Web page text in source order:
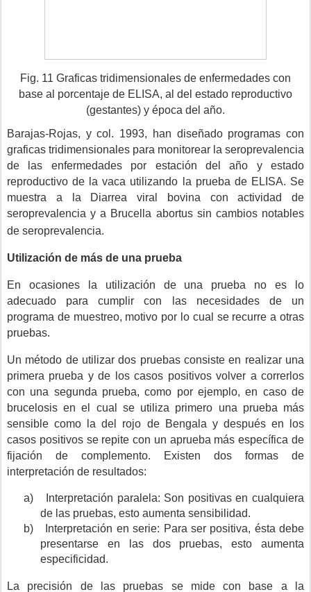
Fig. 11 Graficas tridimensionales de enfermedades con
base al porcentaje de ELISA, al del estado reproductivo
(gestantes) y época del año.
Barajas-Rojas, y col. 1993, han diseñado programas con
graficas tridimensionales para monitorear la seroprevalencia
de las enfermedades por estación del año y estado
reproductivo de la vaca utilizando la prueba de ELISA. Se
muestra a la Diarrea viral bovina con actividad de
seroprevalencia y a Brucella abortus sin cambios notables
de seroprevalencia.
Utilización de más de una prueba
En ocasiones la utilización de una prueba no es lo
adecuado para cumplir con las necesidades de un
programa de muestreo, motivo por lo cual se recurre a otras
pruebas.
Un método de utilizar dos pruebas consiste en realizar una
primera prueba y de los casos positivos volver a correrlos
con una segunda prueba, como por ejemplo, en caso de
brucelosis en el cual se utiliza primero una prueba más
sensible como la del rojo de Bengala y después en los
casos positivos se repite con un aprueba más específica de
fijación de complemento. Existen dos formas de
interpretación de resultados:
a)
Interpretación paralela: Son positivas en cualquiera
de las pruebas, esto aumenta sensibilidad.
b)
Interpretación en serie: Para ser positiva, ésta debe
presentarse en las dos pruebas, esto aumenta
especificidad.
La precisión de las pruebas se mide con base a la